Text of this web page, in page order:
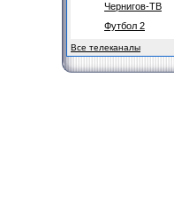
Чернигов-ТВ
Футбол 2
Все телеканалы